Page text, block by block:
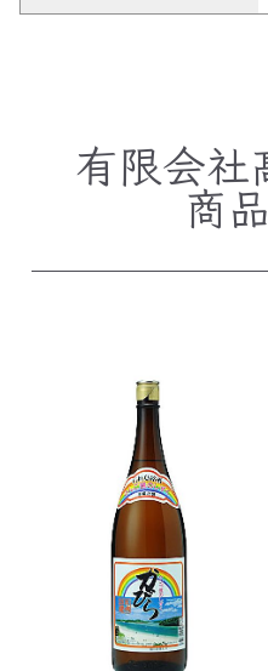
有限会社
商